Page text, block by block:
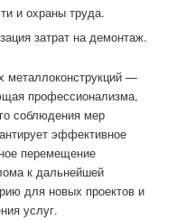
и охраны труда.
затрат на демонтаж.
—
профессионализма,
соблюдения мер
эффективное
перемещение
к дальнейшей
для новых проектов и
услуг.